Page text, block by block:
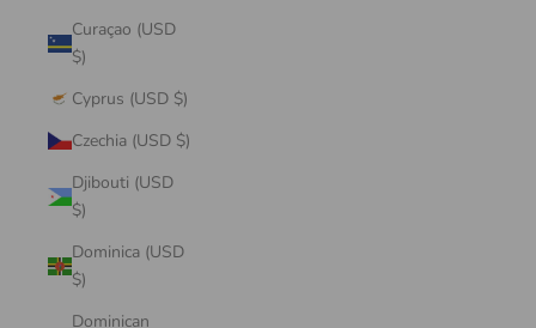
Curaçao (USD
$)
Cyprus (USD $)
Czechia (USD $)
Djibouti (USD
$)
Dominica (USD
$)
Dominican